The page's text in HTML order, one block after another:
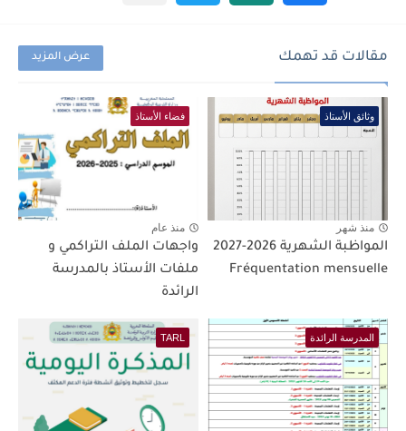
مقالات قد تهمك عرض المزيد
وثائق الأستاذ
منذ شهر
المواظبة الشهرية 2026-2027
Fréquentation mensuelle
فضاء الأستاذ
منذ عام
واجهات الملف التراكمي و
ملفات الأستاذ بالمدرسة
الرائدة
المدرسة الرائدة TARL